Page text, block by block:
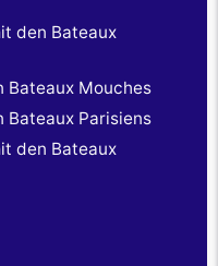
den Bateaux
Bateaux Mouches
Parisiens
den Bateaux